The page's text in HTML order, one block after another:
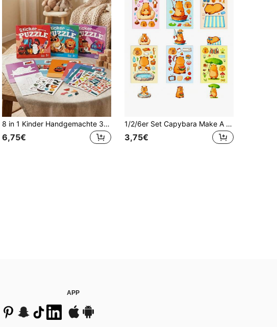
8 in 1 Kinder Handgemachte 3D Geometrische Collage Kunst, Aufkleber Set, Feinmotorik und Konzentrations Training, Kindergarten Kreatives Lernspielzeug, DIY Aufkleber Puzzle, Wiederverwendbar, Collage Dekorative Kunst, Tolles Geschenk für Weihnachten, Halloween, Geburtstag
6,75€
1/2/6er Set Capybara Make A Face Aufkleber, 6/12/36 Blatt Make Capybara Life Puzzle Aufkleber Bastelspiel Aktivitäten für Geburtstagsparty Zubehör Kunstprojekt Belohnungen Festival Geschenke Geburtstagsdekorationen, Feiertagsgeschenke, Schulanfang, Schulbedarf
3,75€
APP